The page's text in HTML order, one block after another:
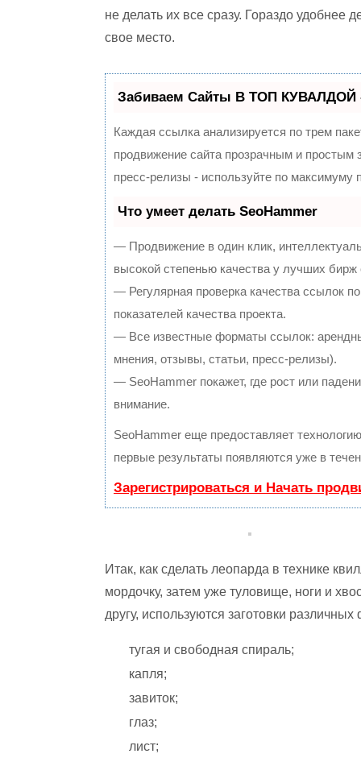
не делать их все сразу. Гораздо удобнее
свое место.
Забиваем Сайты В ТОП КУВАЛДОЙ -
Каждая ссылка анализируется по трем
продвижение сайта прозрачным и
пресс-релизы - используйте по
Что умеет делать SeoHammer
— Продвижение в один клик,
высокой степенью качества у лучших бирж
— Регулярная проверка качества ссылок
показателей качества проекта.
— Все известные форматы ссылок:
мнения, отзывы, статьи, пресс-релизы).
— SeoHammer покажет, где рост или
внимание.
SeoHammer еще предоставляет
первые результаты появляются уже в
Зарегистрироваться и Начать
Итак, как сделать леопарда в технике
мордочку, затем уже туловище, ноги и
другу, используются заготовки
тугая и свободная спираль;
капля;
завиток;
глаз;
лист;